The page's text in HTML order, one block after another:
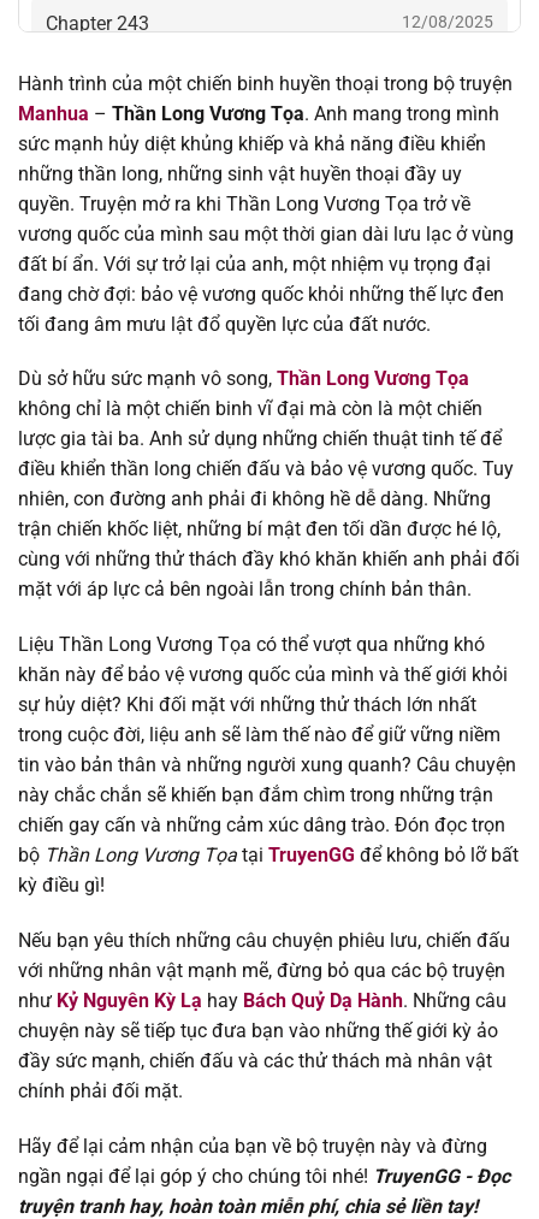
Chapter 243 12/08/2025
Chapter 242 12/08/2025
Chapter 241 12/08/2025
Chapter 240 12/08/2025
Chapter 239 12/08/2025
Chapter 238 12/08/2025
Chapter 237 12/08/2025
Chapter 236 12/08/2025
Chapter 235 12/08/2025
Chapter 234 12/08/2025
Chapter 233 12/08/2025
Chapter 232 12/08/2025
Chapter 231 12/08/2025
Chapter 230 12/08/2025
Chapter 229
Chapter 228 12/08/2025
Chapter 227 12/08/2025
Chapter 226 12/08/2025
Chapter 224 12/08/2025
Hành trình của một chiến binh huyền thoại trong bộ truyện
Manhua – Thần Long Vương Tọa. Anh mang trong mình
sức mạnh hủy diệt khủng khiếp và khả năng điều khiển
những thần long, những sinh vật huyền thoại đầy uy
quyền. Truyện mở ra khi Thần Long Vương Tọa trở về
vương quốc của mình sau một thời gian dài lưu lạc ở vùng
đất bí ẩn. Với sự trở lại của anh, một nhiệm vụ trọng đại
đang chờ đợi: bảo vệ vương quốc khỏi những thế lực đen
tối đang âm mưu lật đổ quyền lực của đất nước.
Dù sở hữu sức mạnh vô song, Thần Long Vương Tọa
không chỉ là một chiến binh vĩ đại mà còn là một chiến
lược gia tài ba. Anh sử dụng những chiến thuật tinh tế để
điều khiển thần long chiến đấu và bảo vệ vương quốc. Tuy
nhiên, con đường anh phải đi không hề dễ dàng. Những
trận chiến khốc liệt, những bí mật đen tối dần được hé lộ,
cùng với những thử thách đầy khó khăn khiến anh phải đối
mặt với áp lực cả bên ngoài lẫn trong chính bản thân.
Liệu Thần Long Vương Tọa có thể vượt qua những khó
khăn này để bảo vệ vương quốc của mình và thế giới khỏi
sự hủy diệt? Khi đối mặt với những thử thách lớn nhất
trong cuộc đời, liệu anh sẽ làm thế nào để giữ vững niềm
tin vào bản thân và những người xung quanh? Câu chuyện
này chắc chắn sẽ khiến bạn đắm chìm trong những trận
chiến gay cấn và những cảm xúc dâng trào. Đón đọc trọn
bộ Thần Long Vương Tọa tại TruyenGG để không bỏ lỡ bất
kỳ điều gì!
Nếu bạn yêu thích những câu chuyện phiêu lưu, chiến đấu
với những nhân vật mạnh mẽ, đừng bỏ qua các bộ truyện
như Kỷ Nguyên Kỳ Lạ hay Bách Quỷ Dạ Hành. Những câu
chuyện này sẽ tiếp tục đưa bạn vào những thế giới kỳ ảo
đầy sức mạnh, chiến đấu và các thử thách mà nhân vật
chính phải đối mặt.
Hãy để lại cảm nhận của bạn về bộ truyện này và đừng
ngần ngại để lại góp ý cho chúng tôi nhé! TruyenGG - Đọc
truyện tranh hay, hoàn toàn miễn phí, chia sẻ liền tay!